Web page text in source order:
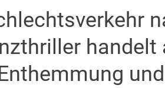
handelt